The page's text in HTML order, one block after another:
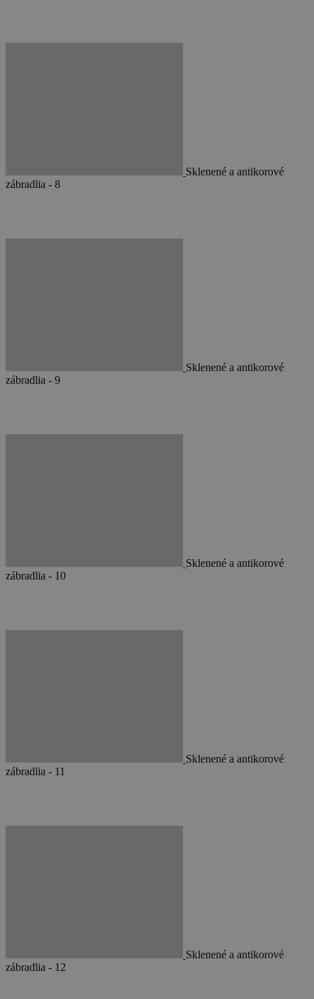
Sklenené a antikorové
zábradlia - 8
Sklenené a antikorové
zábradlia - 9
Sklenené a antikorové
zábradlia - 10
Sklenené a antikorové
zábradlia - 11
Sklenené a antikorové
zábradlia - 12